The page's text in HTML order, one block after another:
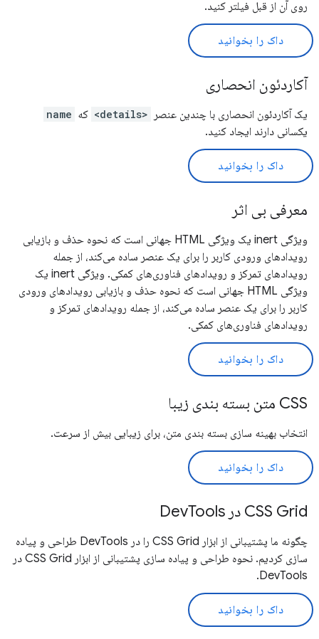
روی آن از قبل فیلتر کنید.
داک را بخوانید
آکاردئون انحصاری
یک آکاردئون انحصاری با چندین عنصر <details> که name
یکسانی دارند ایجاد کنید.
داک را بخوانید
معرفی بی اثر
ویژگی inert یک ویژگی HTML جهانی است که نحوه حذف و بازیابی
رویدادهای ورودی کاربر را برای یک عنصر ساده می‌کند، از جمله
رویدادهای تمرکز و رویدادهای فناوری‌های کمکی. ویژگی inert یک
ویژگی HTML جهانی است که نحوه حذف و بازیابی رویدادهای ورودی
کاربر را برای یک عنصر ساده می‌کند، از جمله رویدادهای تمرکز و
رویدادهای فناوری‌های کمکی.
داک را بخوانید
CSS متن بسته بندی زیبا
انتخاب بهینه سازی بسته بندی متن، برای زیبایی بیش از سرعت.
داک را بخوانید
CSS Grid در DevTools
چگونه ما پشتیبانی از ابزار CSS Grid را در DevTools طراحی و پیاده
سازی کردیم. نحوه طراحی و پیاده سازی پشتیبانی از ابزار CSS Grid در
DevTools.
داک را بخوانید